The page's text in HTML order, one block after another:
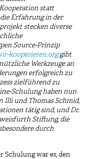
statt
Erfahrung in der
stecken diverse
Source-Prinzip
kooperieren.orggibt
Werkzeuge an
erfolgreich zu
zielführend zu
Schulung haben nun
Illi und Thomas Schmid,
tätig sind, und Dr.
Stiftung, die
durch
Schulung war es, den